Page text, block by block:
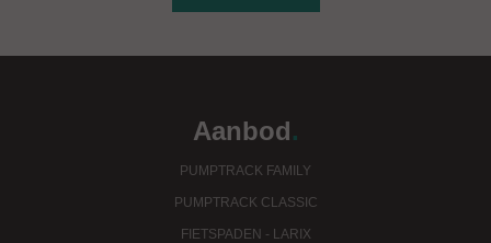
Aanbod.
PUMPTRACK FAMILY
PUMPTRACK CLASSIC
FIETSPADEN - LARIX